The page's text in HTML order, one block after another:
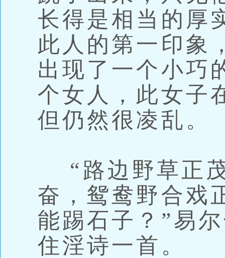
长得是相当的厚
此人的第一印象
出现了一个小巧
个女人，此女子
但仍然很凌乱。
“路边野草正
奋，鸳鸯野合戏
能踢石子？”易
住淫诗一首。